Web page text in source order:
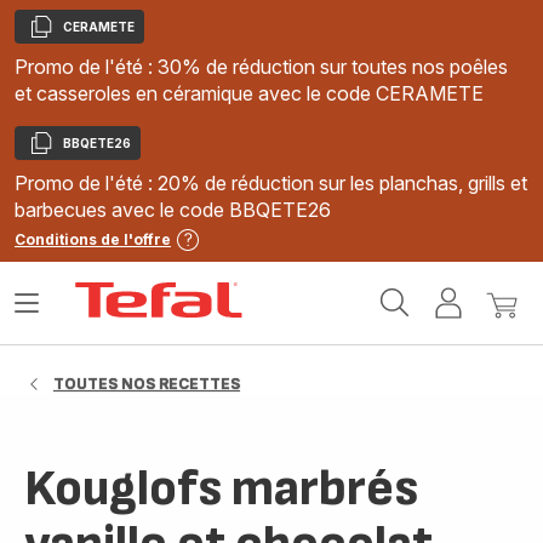
Copier
CERAMETE
Promo de l'été : 30% de réduction sur toutes nos poêles
et casseroles en céramique avec le code CERAMETE
Copier
BBQETE26
Promo de l'été : 20% de réduction sur les planchas, grills et
barbecues avec le code BBQETE26
Conditions de l'offre
MonMon
Ouvrir
TOUTES NOS RECETTES
Kouglofs marbrés